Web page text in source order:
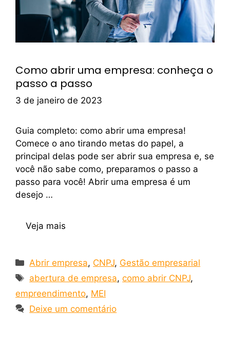
Como abrir uma empresa: conheça o
passo a passo
3 de janeiro de 2023
Guia completo: como abrir uma empresa!
Comece o ano tirando metas do papel, a
principal delas pode ser abrir sua empresa e, se
você não sabe como, preparamos o passo a
passo para você! Abrir uma empresa é um
desejo …
Veja mais
Abrir empresa, CNPJ, Gestão empresarial
abertura de empresa,como abrir CNPJ,
empreendimento, MEI
Deixe um comentário